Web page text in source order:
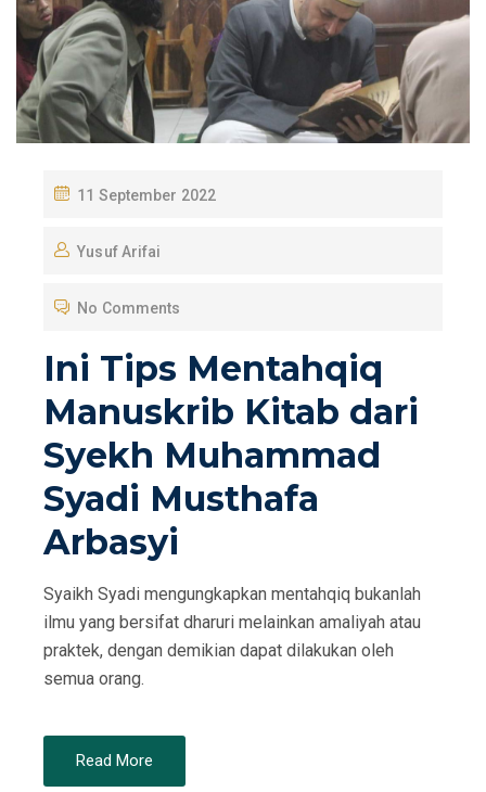
P
S
E
O
N
11 September 2022
Yusuf Arifai
No Comments
Ini Tips Mentahqiq
Manuskrib Kitab dari
Syekh Muhammad
Syadi Musthafa
Arbasyi
Syaikh Syadi mengungkapkan mentahqiq bukanlah
ilmu yang bersifat dharuri melainkan amaliyah atau
praktek, dengan demikian dapat dilakukan oleh
semua orang.
Read More